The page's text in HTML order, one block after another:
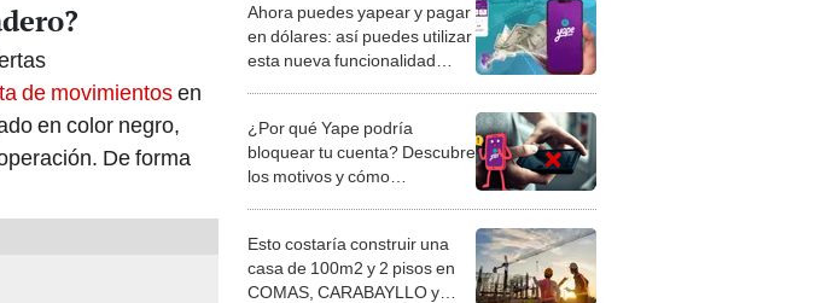
de movimientosen
en color negro,
De forma
Ahora puedes yapear y pagar
en dólares: así puedes utilizar
esta nueva funcionalidad
¿Por qué Yape podría
bloquear tu cuenta? Descubre
los motivos y cómo
Esto costaría construir una
casa de 100m2 y 2 pisos en
COMAS, CARABAYLLO y